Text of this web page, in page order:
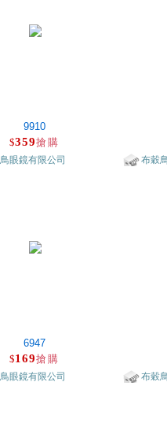
9910
$359搶購
眼鏡有限公司 布穀
6947
$169搶購
眼鏡有限公司 布穀